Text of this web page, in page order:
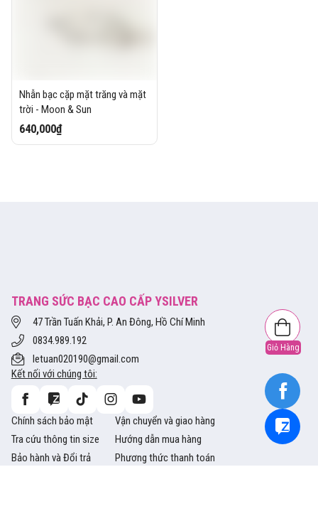
Giỏ Hàng
Nhẫn bạc cặp mặt trăng và mặt
trời - Moon & Sun
640,000₫
TRANG SỨC BẠC CAO CẤP YSILVER
47 Trần Tuấn Khải, P. An Đông, Hồ Chí Minh
0834.989.192
letuan020190@gmail.com
Kết nối với chúng tôi:
Chính sách bảo mật
Vận chuyển và giao hàng
Tra cứu thông tin size
Hướng dẫn mua hàng
Bảo hành và Đổi trả
Phương thức thanh toán